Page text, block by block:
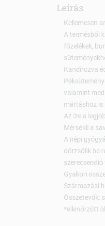
Leírás
Kellemesen
A termésből
főzelékek,
Kandírozva
valamint
mártáshoz is
Az íze a
Mérsékli a
A népi
dörzsölik be
Gyakori
Származási
Összetevők:
*ellenőrzött